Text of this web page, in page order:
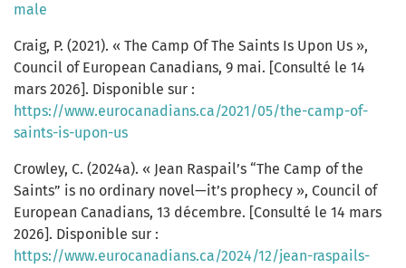
male
Craig, P. (2021). « The Camp Of The Saints Is Upon Us »,
Council of European Canadians, 9 mai. [Consulté le 14
mars 2026]. Disponible sur :
https://www.eurocanadians.ca/2021/05/the-camp-of-
saints-is-upon-us
Crowley, C. (2024a). « Jean Raspail’s “The Camp of the
Saints” is no ordinary novel—it’s prophecy », Council of
European Canadians, 13 décembre. [Consulté le 14 mars
2026]. Disponible sur :
https://www.eurocanadians.ca/2024/12/jean-raspails-